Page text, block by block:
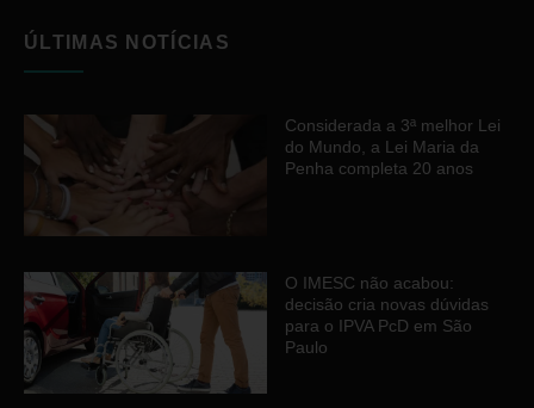
ÚLTIMAS NOTÍCIAS
Considerada a 3ª melhor Lei
do Mundo, a Lei Maria da
Penha completa 20 anos
O IMESC não acabou:
decisão cria novas dúvidas
para o IPVA PcD em São
Paulo